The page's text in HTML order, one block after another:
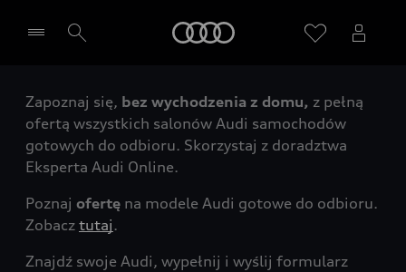
Wybierz Twojego Partnera Audi
Zapoznaj się, bez wychodzenia z domu, z pełną
ofertą wszystkich salonów Audi samochodów
gotowych do odbioru. Skorzystaj z doradztwa
Eksperta Audi Online.
Poznaj ofertę na modele Audi gotowe do odbioru.
Zobacz tutaj.
Znajdź swoje Audi, wypełnij i wyślij formularz